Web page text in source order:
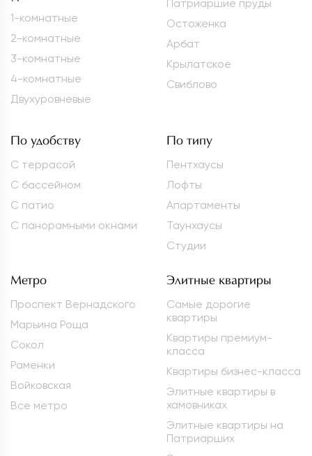
1-комнатные
2-комнатные
3-комнатные
4-комнатные
Двухуровневые
Патриаршие пруды
Остоженка
Арбат
Крылатское
Свиблово
По удобству
С террасой
С бассейном
С патио
С панорамными окнами
По типу
Пентхаусы
Лофты
Апартаменты
Таунхаусы
Студии
Метро
Проспект Вернадского
Марьина Роща
Сокол
Раменки
Войковская
Все метро
Элитные квартиры
Самые дорогие
квартиры
Квартиры премиум-
класса
Квартиры бизнес-класса
Элитные квартиры в
хамовниках
Элитные квартиры на
Патриарших